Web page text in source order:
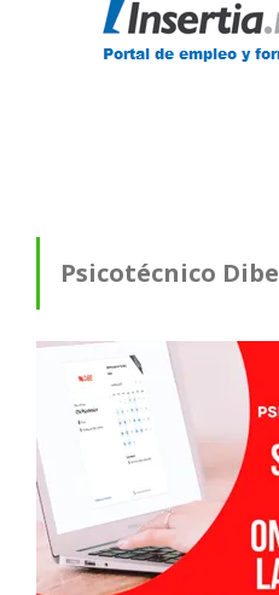
Psicotécnico Dibe